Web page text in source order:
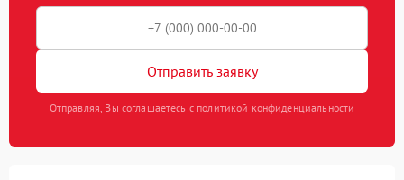
Отправить заявку
Отправляя, Вы соглашаетесь с политикой конфиденциальности